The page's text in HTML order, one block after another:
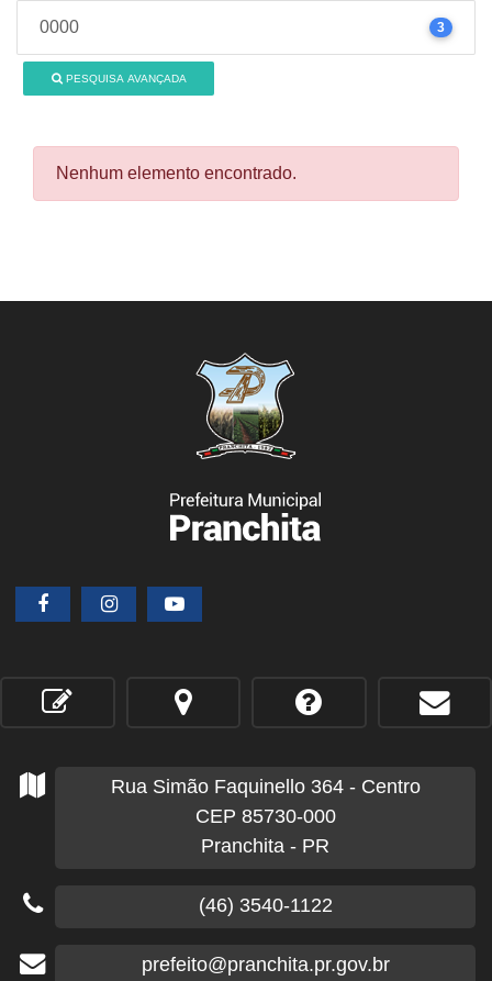
0000 3
PESQUISA AVANÇADA
Nenhum elemento encontrado.
Rua Simão Faquinello 364 - Centro
CEP 85730-000
Pranchita - PR
(46) 3540-1122
prefeito@pranchita.pr.gov.br